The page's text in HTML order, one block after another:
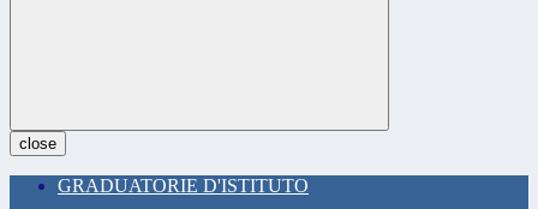
close
GRADUATORIE D'ISTITUTO